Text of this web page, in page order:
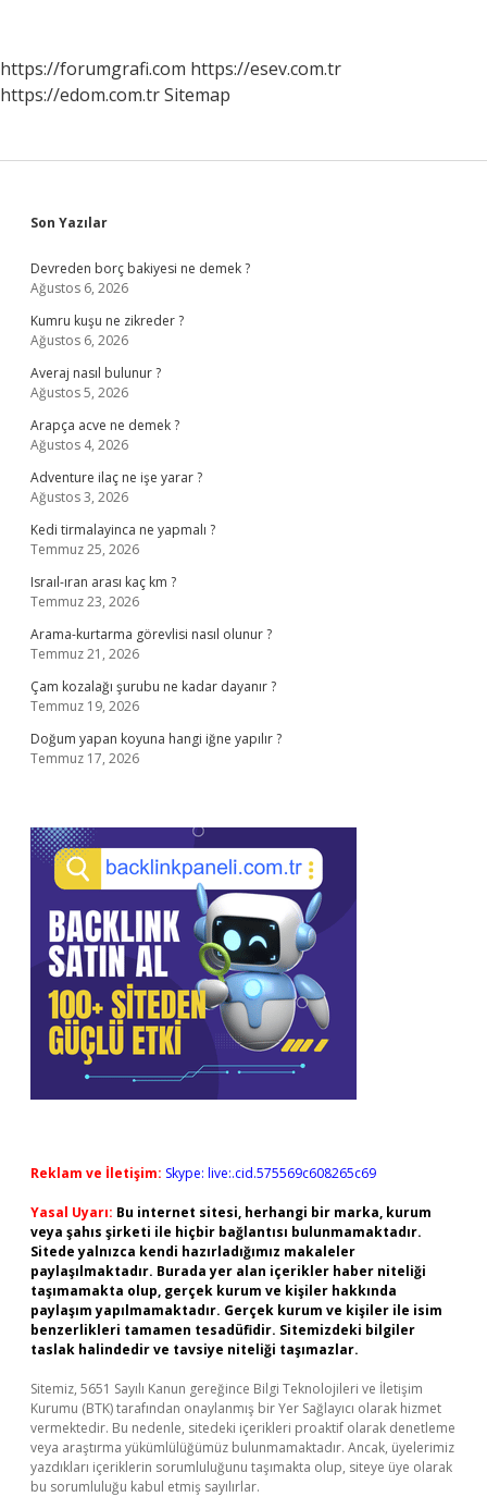
https://forumgrafi.com https://esev.com.tr
https://edom.com.trSitemap
Sidebar
Son Yazılar
Devreden borç bakiyesi ne demek ?
Ağustos 6, 2026
Kumru kuşu ne zikreder ?
Ağustos 6, 2026
Averaj nasıl bulunur ?
Ağustos 5, 2026
Arapça acve ne demek ?
Ağustos 4, 2026
Adventure ilaç ne işe yarar ?
Ağustos 3, 2026
Kedi tirmalayinca ne yapmalı ?
Temmuz 25, 2026
Israıl-ıran arası kaç km ?
Temmuz 23, 2026
Arama-kurtarma görevlisi nasıl olunur ?
Temmuz 21, 2026
Çam kozalağı şurubu ne kadar dayanır ?
Temmuz 19, 2026
Doğum yapan koyuna hangi iğne yapılır ?
Temmuz 17, 2026
Reklam ve İletişim: Skype: live:.cid.575569c608265c69
Yasal Uyarı: Bu internet sitesi, herhangi bir marka, kurum
veya şahıs şirketi ile hiçbir bağlantısı bulunmamaktadır.
Sitede yalnızca kendi hazırladığımız makaleler
paylaşılmaktadır. Burada yer alan içerikler haber niteliği
taşımamakta olup, gerçek kurum ve kişiler hakkında
paylaşım yapılmamaktadır. Gerçek kurum ve kişiler ile isim
benzerlikleri tamamen tesadüfidir. Sitemizdeki bilgiler
taslak halindedir ve tavsiye niteliği taşımazlar.
Sitemiz, 5651 Sayılı Kanun gereğince Bilgi Teknolojileri ve İletişim
Kurumu (BTK) tarafından onaylanmış bir Yer Sağlayıcı olarak hizmet
vermektedir. Bu nedenle, sitedeki içerikleri proaktif olarak denetleme
veya araştırma yükümlülüğümüz bulunmamaktadır. Ancak, üyelerimiz
yazdıkları içeriklerin sorumluluğunu taşımakta olup, siteye üye olarak
bu sorumluluğu kabul etmiş sayılırlar.